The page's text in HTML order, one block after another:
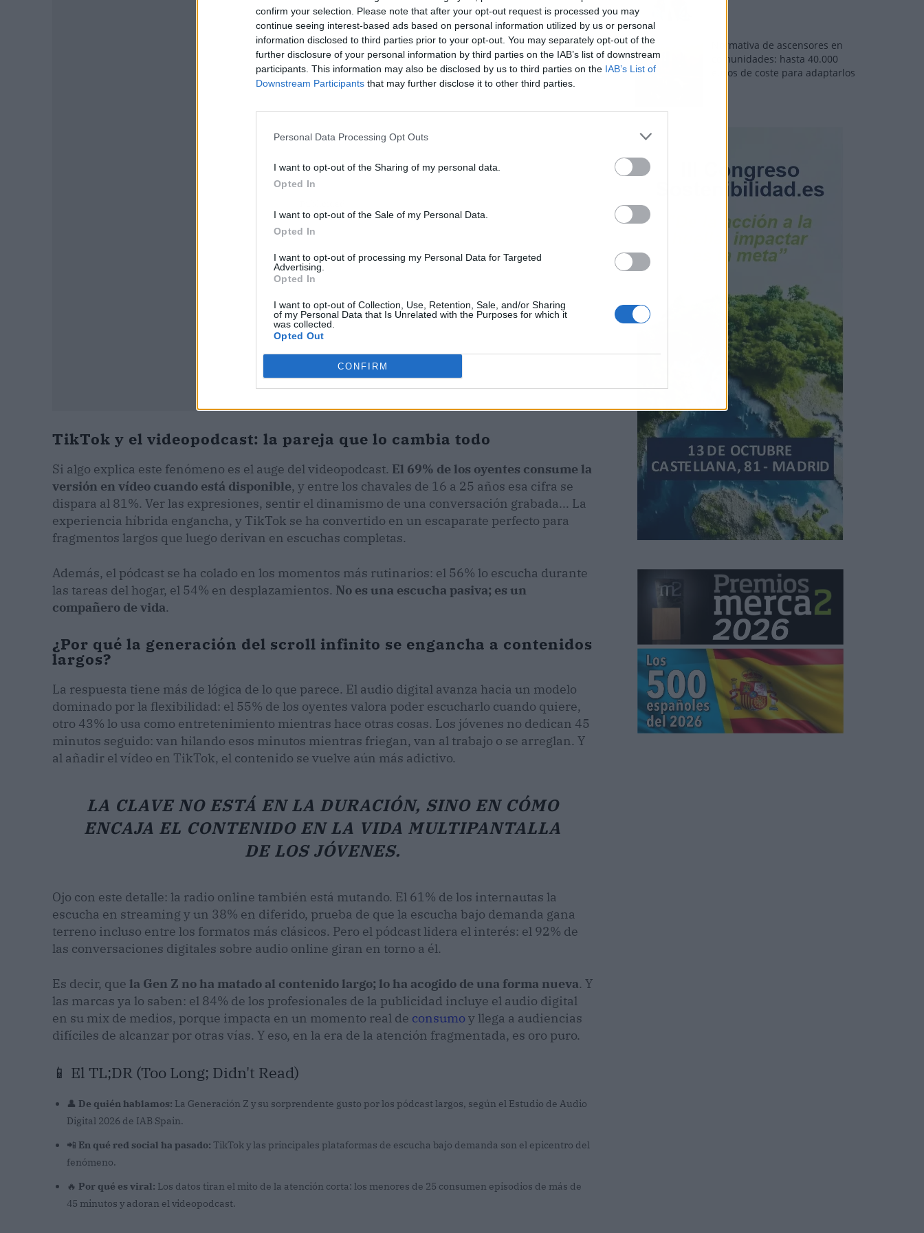
confirm your selection. Please note that after your opt-out request is processed you may
continue seeing interest-based ads based on personal information utilized by us or personal
information disclosed to third parties prior to your opt-out. You may separately opt-out of the
further disclosure of your personal information by third parties on the IAB’s list of downstream
participants. This information may also be disclosed by us to third parties on the IAB’s List of
Downstream Participants that may further disclose it to other third parties.
Personal Data Processing Opt Outs
I want to opt-out of the Sharing of my personal data.
Opted In
I want to opt-out of the Sale of my Personal Data.
Opted In
I want to opt-out of processing my Personal Data for Targeted
Advertising.
Opted In
I want to opt-out of Collection, Use, Retention, Sale, and/or Sharing
of my Personal Data that Is Unrelated with the Purposes for which it
was collected.
Opted Out
CONFIRM
TikTok y el videopodcast: la pareja que lo cambia todo
Si algo explica este fenómeno es el auge del videopodcast. El 69% de los oyentes consume la
versión en vídeo cuando está disponible, y entre los chavales de 16 a 25 años esa cifra se
dispara al 81%. Ver las expresiones, sentir el dinamismo de una conversación grabada... La
experiencia híbrida engancha, y TikTok se ha convertido en un escaparate perfecto para
fragmentos largos que luego derivan en escuchas completas.
Además, el pódcast se ha colado en los momentos más rutinarios: el 56% lo escucha durante
las tareas del hogar, el 54% en desplazamientos. No es una escucha pasiva; es un
compañero de vida.
¿Por qué la generación del scroll infinito se engancha a contenidos
largos?
La respuesta tiene más de lógica de lo que parece. El audio digital avanza hacia un modelo
dominado por la flexibilidad: el 55% de los oyentes valora poder escucharlo cuando quiere,
otro 43% lo usa como entretenimiento mientras hace otras cosas. Los jóvenes no dedican 45
minutos seguido: van hilando esos minutos mientras friegan, van al trabajo o se arreglan. Y
al añadir el vídeo en TikTok, el contenido se vuelve aún más adictivo.
LA CLAVE NO ESTÁ EN LA DURACIÓN, SINO EN CÓMO
ENCAJA EL CONTENIDO EN LA VIDA MULTIPANTALLA
DE LOS JÓVENES.
Ojo con este detalle: la radio online también está mutando. El 61% de los internautas la
escucha en streaming y un 38% en diferido, prueba de que la escucha bajo demanda gana
terreno incluso entre los formatos más clásicos. Pero el pódcast lidera el interés: el 92% de
las conversaciones digitales sobre audio online giran en torno a él.
Es decir, que la Gen Z no ha matado al contenido largo; lo ha acogido de una forma nueva. Y
las marcas ya lo saben: el 84% de los profesionales de la publicidad incluye el audio digital
en su mix de medios, porque impacta en un momento real de consumo y llega a audiencias
difíciles de alcanzar por otras vías. Y eso, en la era de la atención fragmentada, es oro puro.
📱 El TL;DR (Too Long; Didn't Read)
👤 De quién hablamos: La Generación Z y su sorprendente gusto por los pódcast largos, según el Estudio de Audio
Digital 2026 de IAB Spain.
📲 En qué red social ha pasado: TikTok y las principales plataformas de escucha bajo demanda son el epicentro del
fenómeno.
🔥 Por qué es viral: Los datos tiran el mito de la atención corta: los menores de 25 consumen episodios de más de
45 minutos y adoran el videopodcast.
Normativa de ascensores en
comunidades: hasta 40.000
euros de coste para adaptarlos